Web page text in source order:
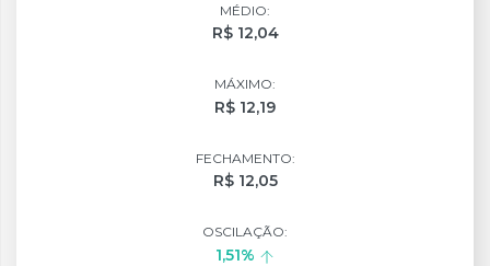
MÉDIO:
R$ 12,04
MÁXIMO:
R$ 12,19
FECHAMENTO:
R$ 12,05
OSCILAÇÃO:
1,51%